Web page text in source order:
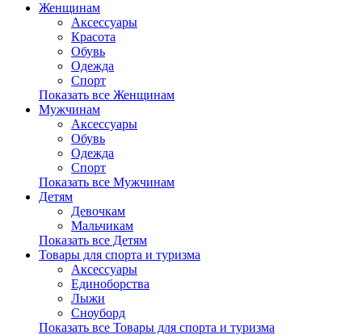
Женщинам
Аксессуары
Красота
Обувь
Одежда
Спорт
Показать все Женщинам
Мужчинам
Аксессуары
Обувь
Одежда
Спорт
Показать все Мужчинам
Детям
Девочкам
Мальчикам
Показать все Детям
Товары для спорта и туризма
Аксессуары
Единоборства
Лыжи
Сноуборд
Показать все Товары для спорта и туризма